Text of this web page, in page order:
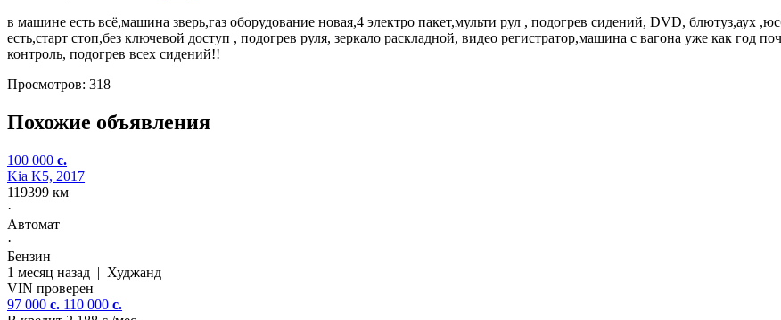
в машине есть всё,машина зверь,газ оборудование новая,4 электро пакет,мульти рул , подогрев сидений, DVD, блютуз,аух
есть,старт стоп,без ключевой доступ , подогрев руля, зеркало раскладной, видео регистратор,машина с вагона уже как год
контроль, подогрев всех сидений!!
Просмотров: 318
Похожие объявления
100 000 c.
Kia K5, 2017
119399 км
·
Автомат
·
Бензин
1 месяц назад | Худжанд
VIN проверен
97 000 c. 110 000 c.